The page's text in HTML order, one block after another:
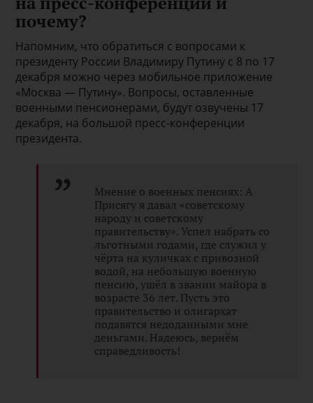
почему?
Напомним, что обратиться с вопросами к
президенту России Владимиру Путину с 8 по 17
декабря можно через мобильное приложение
«Москва — Путину». Вопросы, оставленные
военными пенсионерами, будут озвучены 17
декабря, на большой пресс-конференции
президента.
Мнение о военных пенсиях: А
Присягу я давал «советскому
народу и советскому
правительству». Успел набрать со
льготными годами, где служил у
чёрта на куличках с привозной
водой, на небольшую военную
пенсию, ушёл в звании майора в
возрасте 36 лет. Пусть это
правительство и олигархат
подавятся недоданными мне
деньгами. Надеюсь, вернём
справедливость!